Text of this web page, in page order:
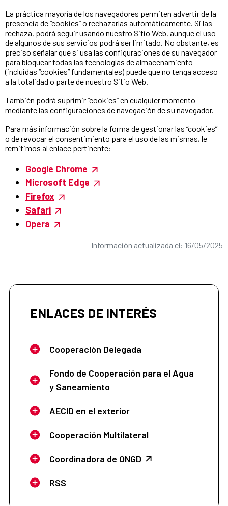
La práctica mayoría de los navegadores permiten advertir de la
presencia de “cookies” o rechazarlas automáticamente. Si las
rechaza, podrá seguir usando nuestro Sitio Web, aunque el uso
de algunos de sus servicios podrá ser limitado. No obstante, es
preciso señalar que si usa las configuraciones de su navegador
para bloquear todas las tecnologías de almacenamiento
(incluidas “cookies” fundamentales) puede que no tenga acceso
a la totalidad o parte de nuestro Sitio Web.
También podrá suprimir “cookies” en cualquier momento
mediante las configuraciones de navegación de su navegador.
Para más información sobre la forma de gestionar las “cookies”
o de revocar el consentimiento para el uso de las mismas, le
remitimos al enlace pertinente:
Google Chrome
Microsoft Edge
Firefox
Safari
Opera
Información actualizada el: 16/05/2025
ENLACES DE INTERÉS
Cooperación Delegada
Fondo de Cooperación para el Agua
y Saneamiento
AECID en el exterior
Cooperación Multilateral
Coordinadora de ONGD
RSS